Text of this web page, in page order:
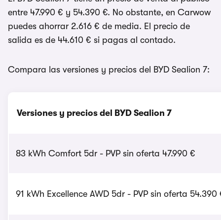
entre 47.990 € y 54.390 €. No obstante, en Carwow
puedes ahorrar 2.616 € de media. El precio de
salida es de 44.610 € si pagas al contado.
Compara las versiones y precios del BYD Sealion 7:
Versiones y precios del BYD Sealion 7
83 kWh Comfort 5dr - PVP sin oferta 47.990 €
91 kWh Excellence AWD 5dr - PVP sin oferta 54.390